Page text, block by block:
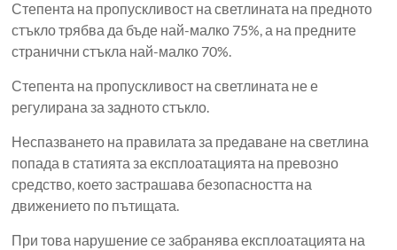
Степента на пропускливост на светлината на предното
стъкло трябва да бъде най-малко 75%, а на предните
странични стъкла най-малко 70%.
Степента на пропускливост на светлината не е
регулирана за задното стъкло.
Неспазването на правилата за предаване на светлина
попада в статията за експлоатацията на превозно
средство, което застрашава безопасността на
движението по пътищата.
При това нарушение се забранява експлоатацията на